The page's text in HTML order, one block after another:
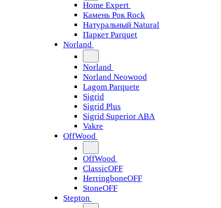
Home Expert
Камень Рок Rock
Натуральный Natural
Паркет Parquet
Norland
Norland
Norland Neowood
Lagom Parquete
Sigrid
Sigrid Plus
Sigrid Superior ABA
Vakre
OffWood
OffWood
ClassicOFF
HerringboneOFF
StoneOFF
Stepton